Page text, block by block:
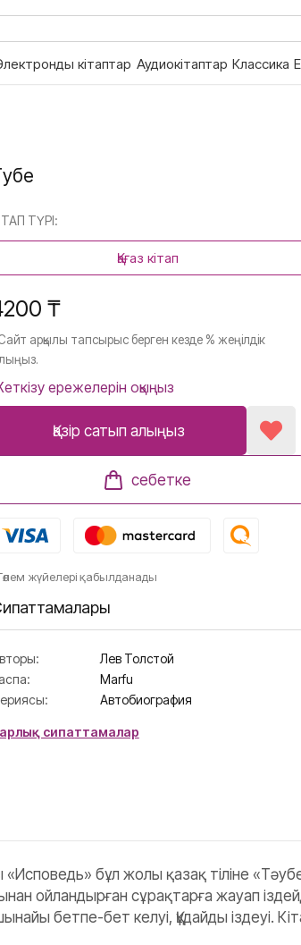
кітаптар Аудиокітаптар Классика
ТҮРІ:
Қағаз кітап
₸
арқылы тапсырыс берген кезде % жеңілдік
ережелерін оқыңыз
Қазір сатып алыңыз
себетке
жүйелері қабылданады
Лев Толстой
Marfu
Автобиография
сипаттамалар
бұл жолы қазақ тіліне
ойландырған сұрақтарға жауап
бетпе-бет келуі, Құдайды іздеуі.